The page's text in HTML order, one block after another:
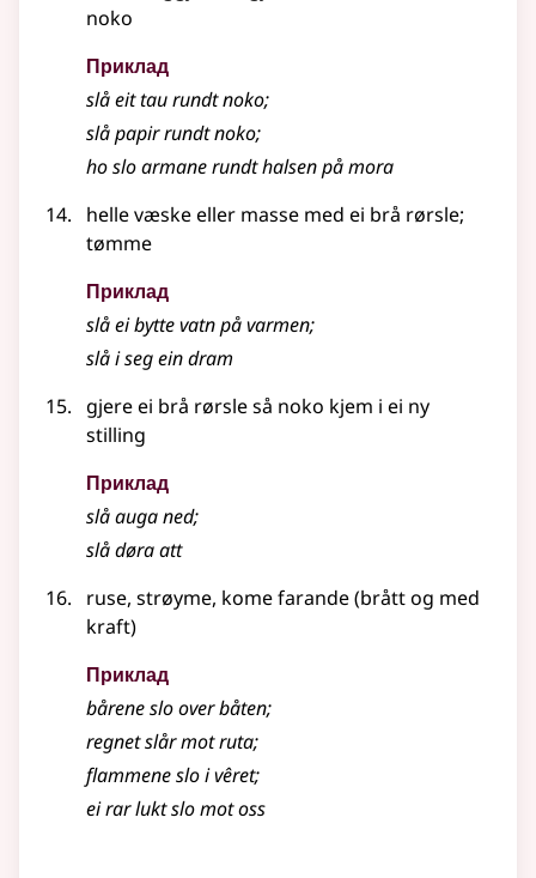
noko
Приклад
slå eit tau rundt noko;
slå papir rundt noko;
ho slo armane rundt halsen på mora
helle væske eller masse med ei brå rørsle;
tømme
Приклад
slå ei bytte vatn på varmen;
slå i seg ein dram
gjere ei brå rørsle så noko kjem i ei ny
stilling
Приклад
slå auga ned;
slå døra att
ruse, strøyme, kome farande (brått og med
kraft)
Приклад
bårene slo over båten;
regnet slår mot ruta;
flammene slo i vêret;
ei rar lukt slo mot oss